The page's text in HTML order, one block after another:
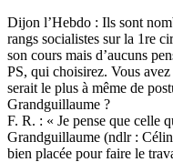
Dijon l’Hebdo : Ils sont
rangs socialistes sur la 1re
son cours mais d’aucuns
PS, qui choisirez. Vous
serait le plus à même de
Grandguillaume ?
F. R. : « Je pense que celle
Grandguillaume (ndlr :
bien placée pour faire le